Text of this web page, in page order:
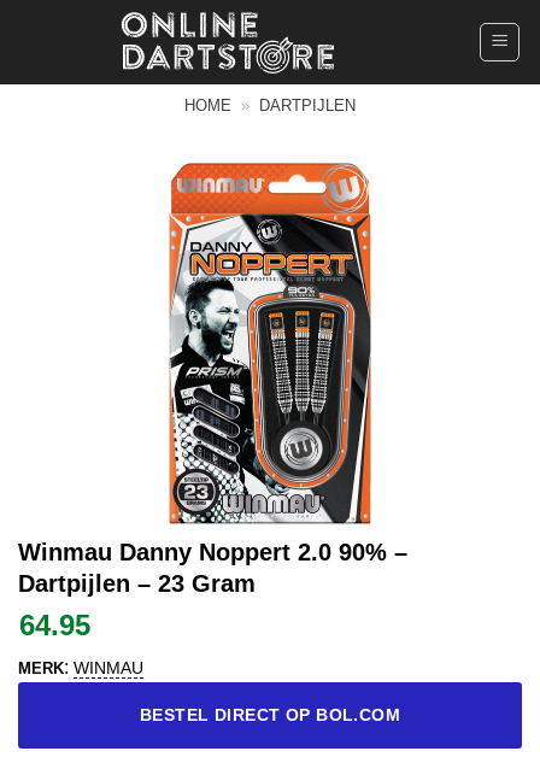
HOME » DARTPIJLEN
Winmau Danny Noppert 2.0 90% –
Dartpijlen – 23 Gram
64.95
MERK: WINMAU
BESTEL DIRECT OP BOL.COM